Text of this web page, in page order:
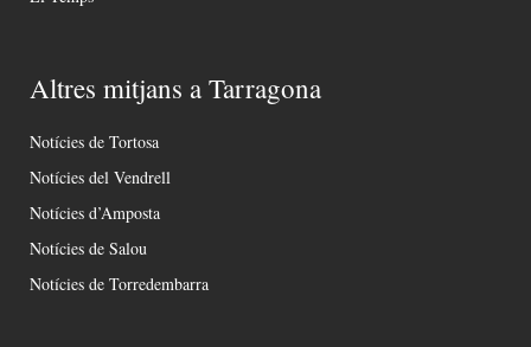
Altres mitjans a Tarragona
Notícies de Tortosa
Notícies del Vendrell
Notícies d’Amposta
Notícies de Salou
Notícies de Torredembarra